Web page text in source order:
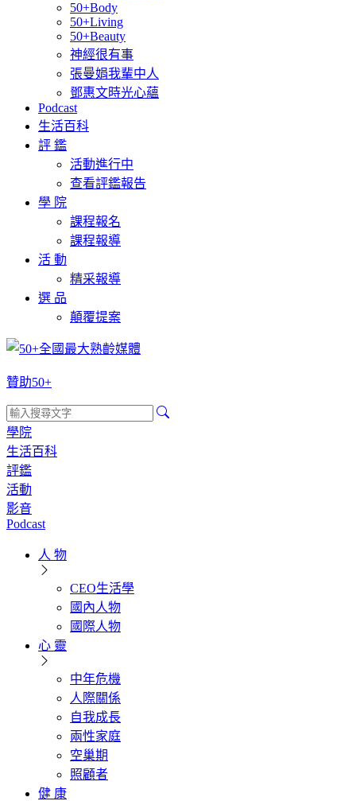
50+Body
50+Living
50+Beauty
神經很有事
張曼娟我輩中人
鄧惠文時光心蘊
Podcast
生活百科
評 鑑
活動進行中
查看評鑑報告
學 院
課程報名
課程報導
活 動
精采報導
選 品
顛覆提案
贊助50+
學院
生活百科
評鑑
活動
影音
Podcast
人 物
CEO生活學
國內人物
國際人物
心 靈
中年危機
人際關係
自我成長
兩性家庭
空巢期
照顧者
健 康